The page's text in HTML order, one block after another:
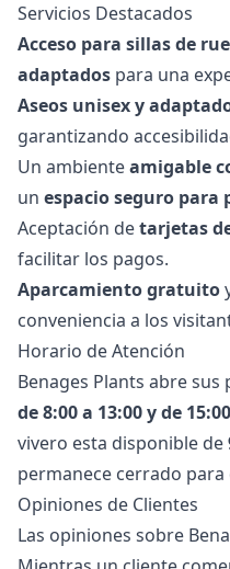
Servicios Destacados
Acceso para sillas de
adaptados para una
Aseos unisex y
garantizando
Un ambienteamigable
un espacio seguro para
Aceptación detarjetas
facilitar los pagos.
Aparcamiento gratuito
conveniencia a los
Horario de Atención
Benages Plants abre sus
de 8:00 a 13:00 y de
vivero esta disponible de
permanece cerrado para
Opiniones de Clientes
Las opiniones sobre